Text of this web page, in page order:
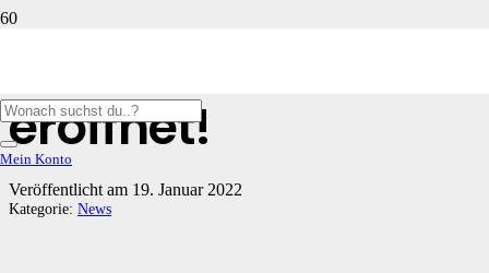
Mein Konto
eröffnet!
Veröffentlicht am 19. Januar 2022
Kategorie: News